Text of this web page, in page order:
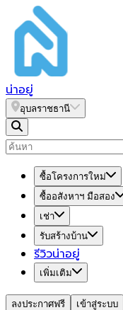
น่าอยู่
อุบลราชธานี
ซื้อโครงการใหม่
ซื้ออสังหาฯ มือสอง
เช่า
รับสร้างบ้าน
รีวิวน่าอยู่
เพิ่มเติม
ลงประกาศฟรี เข้าสู่ระบบ